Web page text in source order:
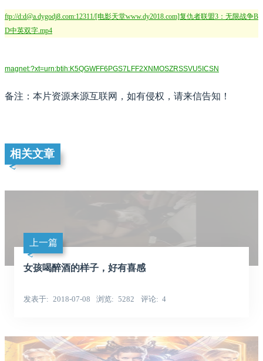
ftp://d:d@a.dygodj8.com:12311/[电影天堂www.dy2018.com]复仇者联盟3：无限战争B
D中英双字.mp4
magnet:?xt=urn:btih:K5QGWFF6PGS7LFF2XNMOSZRSSVU5ICSN
备注：本片资源来源互联网，如有侵权，请来信告知！
相关文章
上一篇
女孩喝醉酒的样子，好有喜感
发表于 2018-07-08 浏览 5282 评论 4